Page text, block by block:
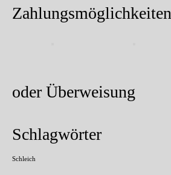
Zahlungsmöglichkeiten
oder Überweisung
Schlagwörter
Schleich